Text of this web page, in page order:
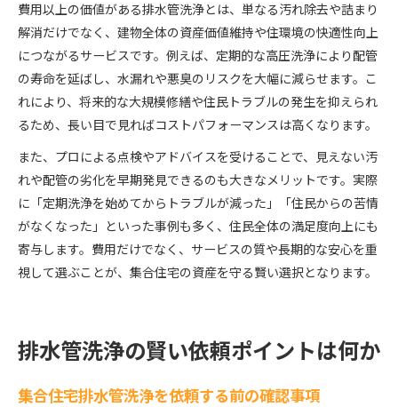
費用以上の価値がある排水管洗浄とは、単なる汚れ除去や詰まり
解消だけでなく、建物全体の資産価値維持や住環境の快適性向上
につながるサービスです。例えば、定期的な高圧洗浄により配管
の寿命を延ばし、水漏れや悪臭のリスクを大幅に減らせます。こ
れにより、将来的な大規模修繕や住民トラブルの発生を抑えられ
るため、長い目で見ればコストパフォーマンスは高くなります。
また、プロによる点検やアドバイスを受けることで、見えない汚
れや配管の劣化を早期発見できるのも大きなメリットです。実際
に「定期洗浄を始めてからトラブルが減った」「住民からの苦情
がなくなった」といった事例も多く、住民全体の満足度向上にも
寄与します。費用だけでなく、サービスの質や長期的な安心を重
視して選ぶことが、集合住宅の資産を守る賢い選択となります。
排水管洗浄の賢い依頼ポイントは何か
集合住宅排水管洗浄を依頼する前の確認事項